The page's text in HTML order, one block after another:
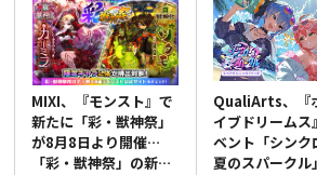
MIXI、『モンスト』で
新たに「彩・獣神祭」
が8月8日より開催…
「彩・獣神祭」の新限
QualiArts、『
イブドリームス
ベント「シンク
夏のスパークル